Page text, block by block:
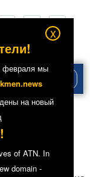
меню
IREX
В
x
февраля мы
на новый
of ATN. In
domain -